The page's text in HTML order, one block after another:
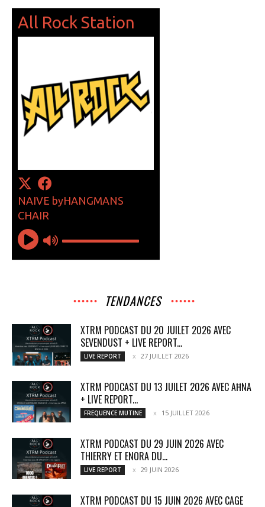
TENDANCES
XTRM PODCAST DU 20 JUILET 2026 AVEC
SEVENDUST + LIVE REPORT...
LIVE REPORT 27 JUILLET 2026
XTRM PODCAST DU 13 JUILET 2026 AVEC AĦNA
+ LIVE REPORT...
FREQUENCE MUTINE 15 JUILLET 2026
XTRM PODCAST DU 29 JUIN 2026 AVEC
THIERRY ET ENORA DU...
LIVE REPORT 29 JUIN 2026
XTRM PODCAST DU 15 JUIN 2026 AVEC CAGE